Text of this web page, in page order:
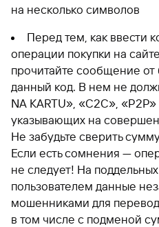
на несколько символов
Перед тем, как ввести
операции покупки на
прочитайте сообщение
данный код. В нем не
NA KARTU», «С2С», «Р2Р»
указывающих на
Не забудьте сверить
Если есть сомнения —
не следует! На
пользователем данные
мошенниками для
в том числе с подменой